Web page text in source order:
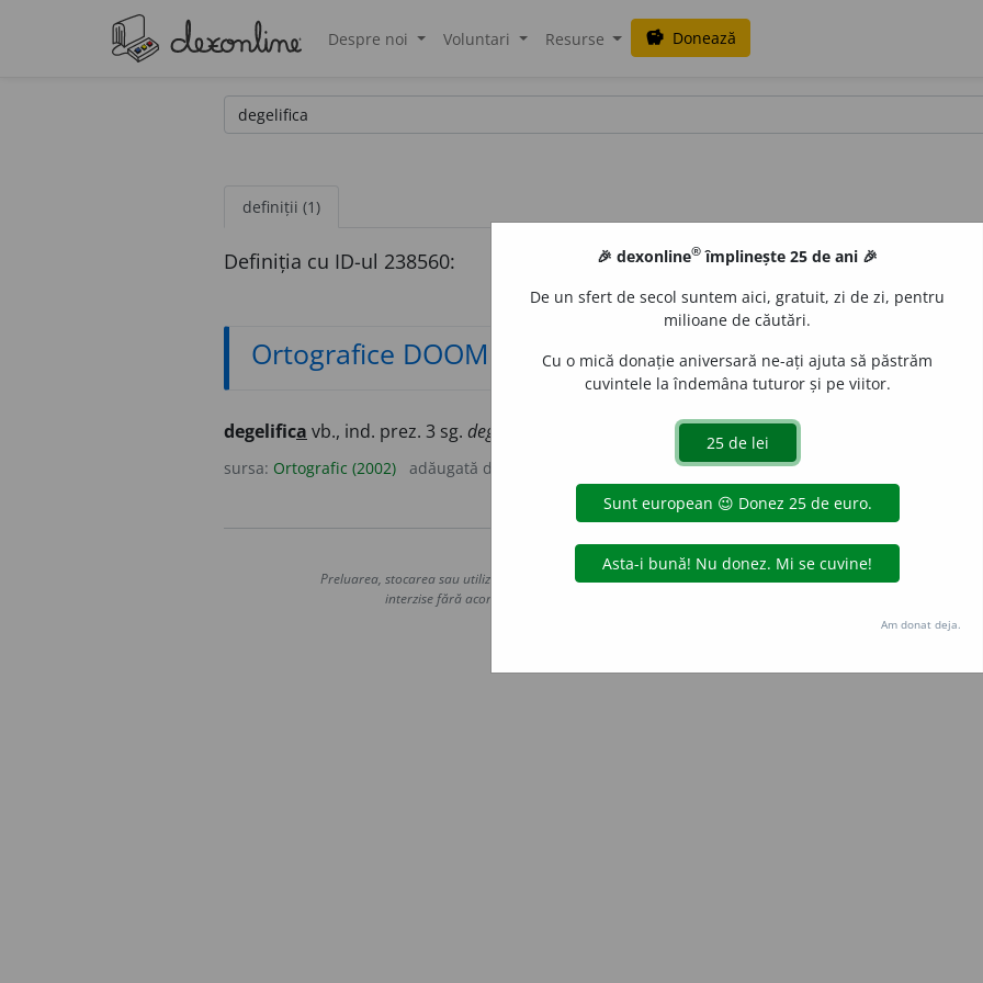
Despre noi Voluntari Resurse savings Donează
definiții (1)
Definiția cu ID-ul 238560:
Ortografice DOOM
degelifica vb., ind. prez. 3 sg. degel
sursa: Ortografic (2002) adăugată de
Copyright © 2004-2026 dexonline (https://dexonline.ro)
Preluarea, stocarea sau utilizarea datelor de pe acest site, inclusiv prin orice metode de extragere automată
interzise fără acordul nostru prealabil scris, cu excepția seturilor de date oferite oficial spre utilizare
Hosterion
🎉 dexonline® împlinește 25 de ani 🎉
De un sfert de secol suntem aici, gratuit, zi de zi, pentru
milioane de căutări.
Cu o mică donație aniversară ne-ați ajuta să păstrăm
cuvintele la îndemâna tuturor și pe viitor.
Am donat deja.